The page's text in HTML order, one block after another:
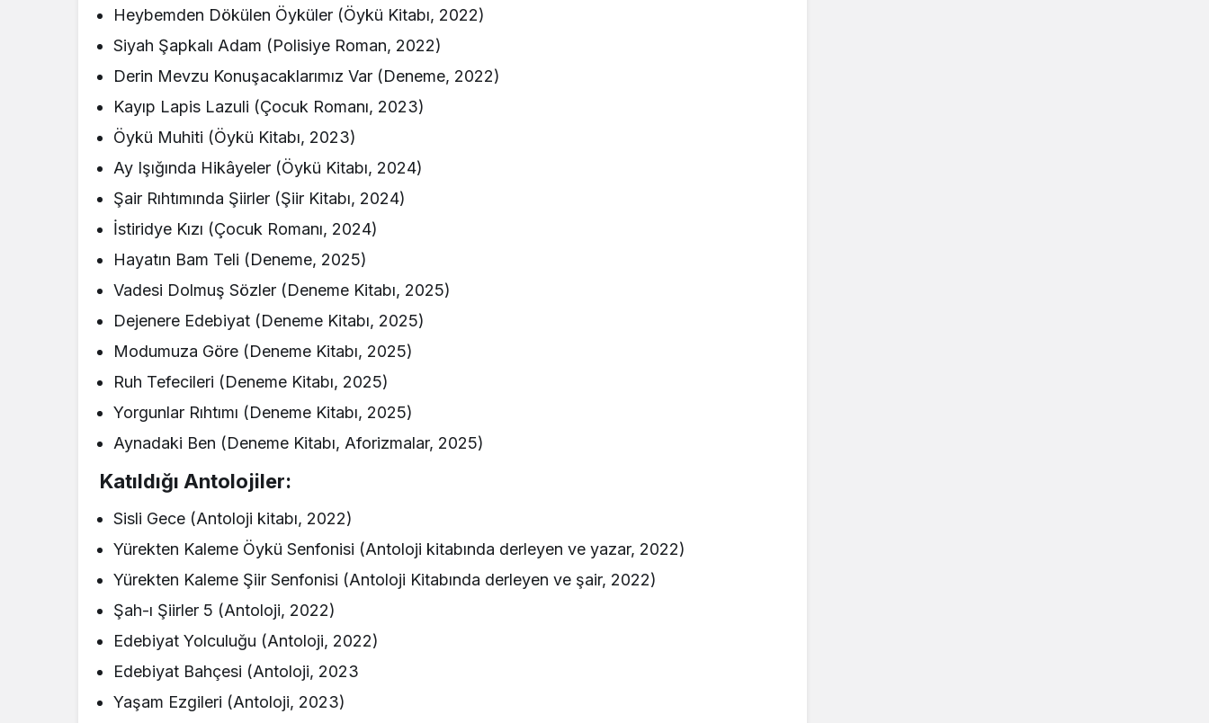
Heybemden Dökülen Öyküler (Öykü Kitabı, 2022)
Siyah Şapkalı Adam (Polisiye Roman, 2022)
Derin Mevzu Konuşacaklarımız Var (Deneme, 2022)
Kayıp Lapis Lazuli (Çocuk Romanı, 2023)
Öykü Muhiti (Öykü Kitabı, 2023)
Ay Işığında Hikâyeler (Öykü Kitabı, 2024)
Şair Rıhtımında Şiirler (Şiir Kitabı, 2024)
İstiridye Kızı (Çocuk Romanı, 2024)
Hayatın Bam Teli (Deneme, 2025)
Vadesi Dolmuş Sözler (Deneme Kitabı, 2025)
Dejenere Edebiyat (Deneme Kitabı, 2025)
Modumuza Göre (Deneme Kitabı, 2025)
Ruh Tefecileri (Deneme Kitabı, 2025)
Yorgunlar Rıhtımı (Deneme Kitabı, 2025)
Aynadaki Ben (Deneme Kitabı, Aforizmalar, 2025)
Katıldığı Antolojiler:
Sisli Gece (Antoloji kitabı, 2022)
Yürekten Kaleme Öykü Senfonisi (Antoloji kitabında derleyen ve yazar, 2022)
Yürekten Kaleme Şiir Senfonisi (Antoloji Kitabında derleyen ve şair, 2022)
Şah-ı Şiirler 5 (Antoloji, 2022)
Edebiyat Yolculuğu (Antoloji, 2022)
Edebiyat Bahçesi (Antoloji, 2023
Yaşam Ezgileri (Antoloji, 2023)